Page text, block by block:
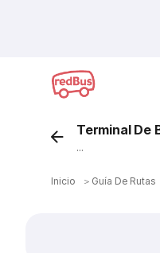
Terminal De
...
Inicio ＞ Guía De Rutas